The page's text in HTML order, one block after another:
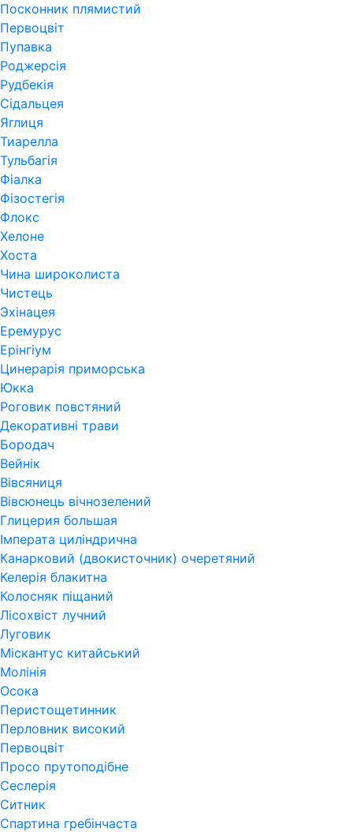
Посконник плямистий
Первоцвіт
Пупавка
Роджерсія
Рудбекія
Сідальцея
Яглиця
Тиарелла
Тульбагія
Фіалка
Фізостегія
Флокс
Хелоне
Хоста
Чина широколиста
Чистець
Эхінацея
Еремурус
Ерінгіум
Цинерарія приморська
Юкка
Роговик повстяний
Декоративні трави
Бородач
Вейнік
Вівсяниця
Вівсюнець вічнозелений
Глицерия большая
Імперата циліндрична
Канарковий (двокисточник) очеретяний
Келерія блакитна
Колосняк піщаний
Лісохвіст лучний
Луговик
Міскантус китайський
Молінія
Осока
Перистощетинник
Перловник високий
Первоцвіт
Просо прутоподібне
Сеслерія
Ситник
Спартина гребінчаста